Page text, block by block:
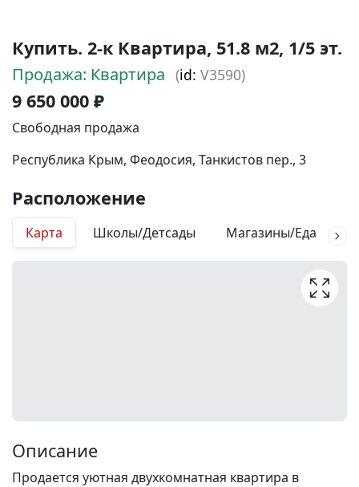
Купить. 2-к Квартира, 51.8 м2, 1/5 эт.
Продажа: Квартира (id: V3590)
9 650 000 ₽
Свободная продажа
Республика Крым, Феодосия, Танкистов пер., 3
Расположение
Карта Школы/Детсады Магазины/Еда
Описание
Продается уютная двухкомнатная квартира в